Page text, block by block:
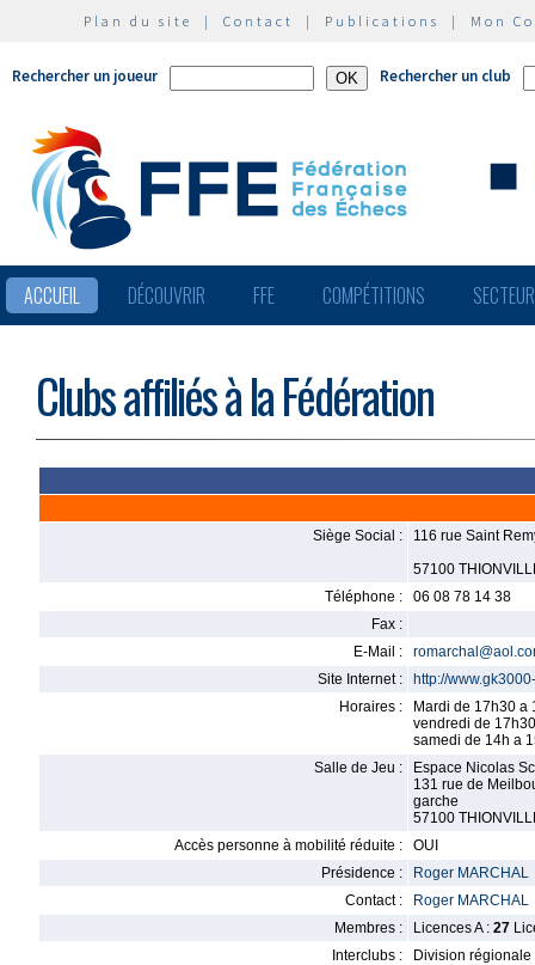
Plan du site | Contact | Publications | Mon
Rechercher un joueur Rechercher un club
ACCUEIL DÉCOUVRIR FFE COMPÉTITIONS
Clubs affiliés à la Fédération
Siège Social :
116 rue Saint
57100
Téléphone :
06 08 78 14 38
Fax :
E-Mail :
Site Internet :
http://
Horaires :
Mardi de 17h30 a
vendredi de
samedi de 14h a
Salle de Jeu :
Espace Nicolas
131 rue de
garche
57100
Accès personne à mobilité réduite :
OUI
Présidence :
Roger MARCHAL
Contact :
Roger MARCHAL
Membres :
Licences A : 27
Interclubs :
Division régionale